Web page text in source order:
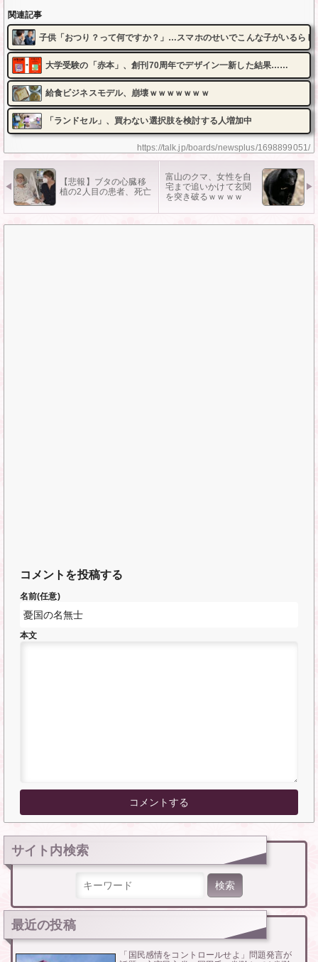
https://talk.jp/boards/newsplus/1698899051/
関連記事
子供「おつり？って何ですか？」…スマホのせいでこんな子がいるらし
大学受験の「赤本」、創刊70周年でデザイン一新した結果……
給食ビジネスモデル、崩壊ｗｗｗｗｗｗｗ
「ランドセル」、買わない選択肢を検討する人増加中
【悲報】ブタの心臓移
植の2人目の患者、死亡
富山のクマ、女性を自
宅まで追いかけて玄関
を突き破るｗｗｗｗ
コメントを投稿する
名前(任意)
本文
サイト内検索
最近の投稿
「国民感情をコントロールせよ」問題発言が